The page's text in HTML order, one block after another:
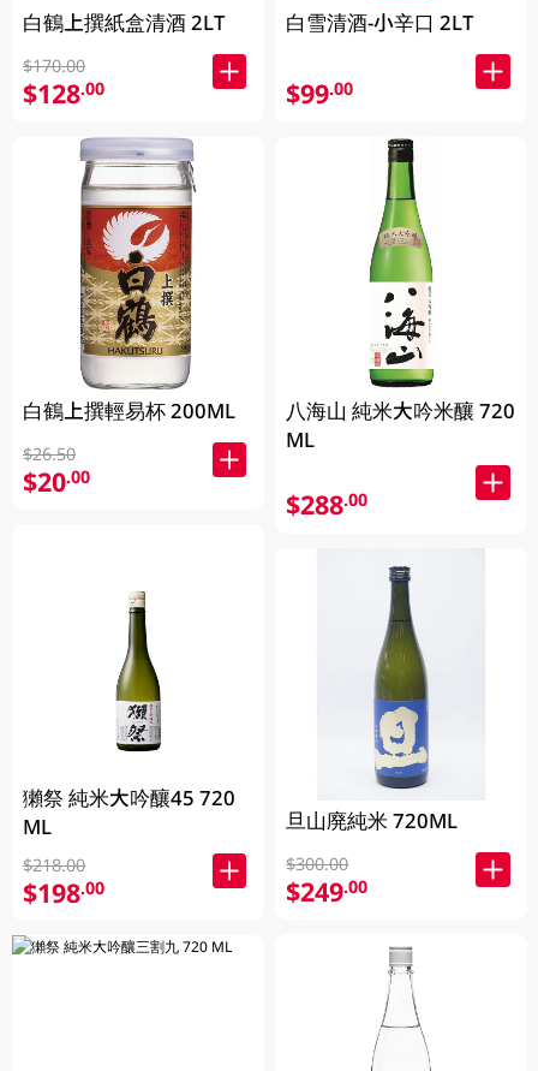
白鶴上撰紙盒清酒 2LT
$170.00
$128.00
白鶴上撰輕易杯 200ML
$26.50
$20.00
獺祭 純米大吟釀45 720
ML
$218.00
$198.00
白雪清酒-小辛口 2LT
$99.00
八海山 純米大吟米釀 720
ML
$288.00
旦山廃純米 720ML
$300.00
$249.00